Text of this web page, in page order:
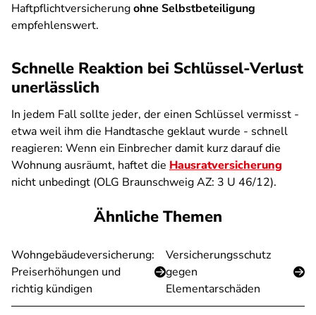
Haftpflichtversicherungohne Selbstbeteiligung
empfehlenswert.
Schnelle Reaktion bei Schlüssel-Verlust
unerlässlich
In jedem Fall sollte jeder, der einen Schlüssel vermisst -
etwa weil ihm die Handtasche geklaut wurde - schnell
reagieren: Wenn ein Einbrecher damit kurz darauf die
Wohnung ausräumt, haftet die Hausratversicherung
nicht unbedingt (OLG Braunschweig AZ: 3 U 46/12).
Ähnliche Themen
Wohngebäudeversicherung:
Preiserhöhungen und
richtig kündigen
Versicherungsschutz
gegen
Elementarschäden